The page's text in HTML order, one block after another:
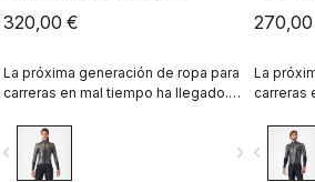
320,00 €
La próxima generación de ropa para
carreras en mal tiempo ha llegado.
protectora y aerodinámica que
nunca. La chaqueta ha sido
diseñada para satisfacer las
navigate_next
La
carreras
corta es
navigate_before